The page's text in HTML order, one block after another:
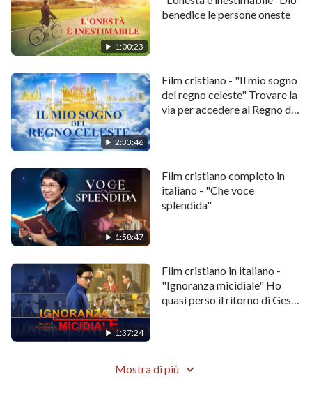
sorelle. Finalmente hanno trovato la Chiesa di Dio
Onnipotente e tenevano le testimonianze e i dibattiti
con i predicatori della Chiesa di Dio Onnipotente…
Potrebbero essi trovare la fonte d'acqua viva della
vita nella Chiesa di Dio Onnipotente? Erano in grado
di ricevere l'acqua della vita che scorre dal trono?
1:00:23
benedice le persone oneste
2:33:46
Film cristiano - "Il mio sogno
del regno celeste" Trovare la
via per accedere al Regno di
1:58:47
Film cristiano completo in
italiano - "Che voce
splendida"
1:37:24
Film cristiano in italiano -
"Ignoranza micidiale" Ho
quasi perso il ritorno di Gesù
Mostra di più